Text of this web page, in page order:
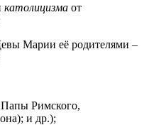
католицизма от
Марии её родителями –
Папы Римского,
и др.);